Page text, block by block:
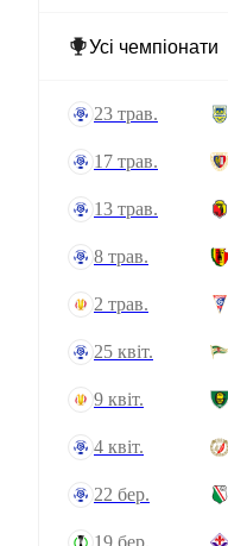
23 трав.
17 трав.
13 трав.
8 трав.
2 трав.
25 квіт.
9 квіт.
4 квіт.
22 бер.
19 бер.